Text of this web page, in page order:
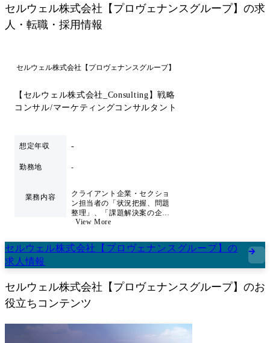
セルウェル株式会社【プロヴェナンスグループ】 の求
人・転職・採用情報
セルウェル株式会社【プロヴェナンスグループ】
【セルウェル株式会社_Consulting】戦略
コンサル/マーケティングコンサルタント
想定年収 -
勤務地 -
業務内容
クライアント企業・セクショ
ン担当者の「状況把握、問題
整理」、「課題解決案の企
画・提案」、「企画の遂行」
じて、問題解決・事業推進に
向けたサポートを行います。
ン/オフラインでの訪問を行
い、事業推進に関わるボトル
ネックや、困りごと、起こっ
ている状況などをヒアリング
します。 問題がどういった所
現したいのか、それを解決す
View More
セルウェル株式会社【プロヴェナンスグループ】 の
求人情報
セルウェル株式会社【プロヴェナンスグループ】 のお
役立ちコンテンツ